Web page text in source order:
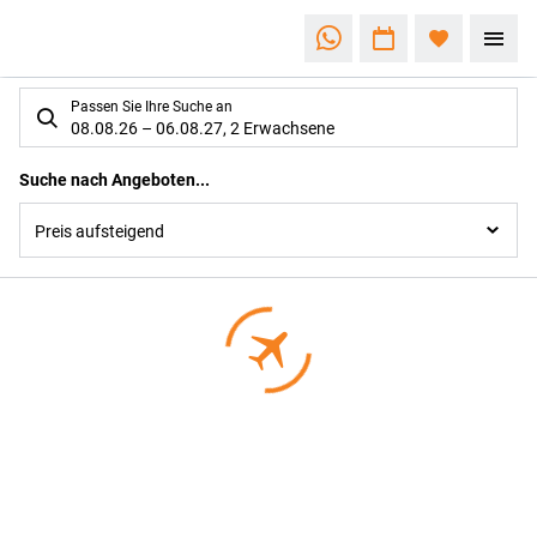
Suchlistenseite
Passen Sie Ihre Suche an
08.08.26 – 06.08.27,2 Erwachsene
Suche nach Angeboten...
Preis aufsteigend